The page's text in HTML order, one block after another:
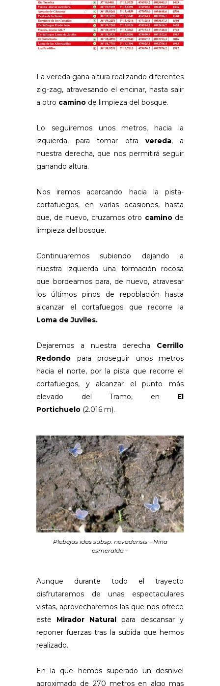
La vereda gana altura realizando diferentes
zig-zag, atravesando el encinar, hasta salir
a otro camino de limpieza del bosque.
Lo seguiremos unos metros, hacia la
izquierda, para tomar otra vereda, a
nuestra derecha, que nos permitirá seguir
ganando altura.
Nos iremos acercando hacia la pista-
cortafuegos, en varías ocasiones, hasta
que, de nuevo, cruzamos otro caminode
limpieza del bosque.
Continuaremos subiendo dejando a
nuestra izquierda una formación rocosa
que bordeamos para, de nuevo, atravesar
los últimos pinos de repoblación hasta
alcanzar el cortafuegos que recorre la
Loma de Juviles.
Dejaremos a nuestra derecha Cerrillo
Redondo para proseguir unos metros
hacia el norte, por la pista que recorre el
cortafuegos, y alcanzar el punto más
elevado del Tramo, en El
Portichuelo (2.016 m).
Plebejus idas subsp. nevadensis – Niña
esmeralda –
Aunque durante todo el trayecto
disfrutaremos de unas espectaculares
vistas, aprovecharemos las que nos ofrece
este Mirador Natural
para descansar y
reponer fuerzas tras la subida que hemos
realizado.
En la que hemos superado un desnivel
aproximado de 270 metros en algo mas